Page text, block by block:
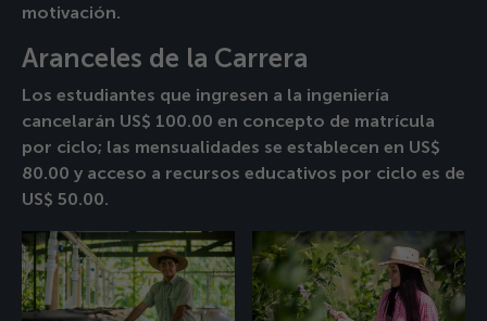
motivación.
Aranceles de la Carrera
Los estudiantes que ingresen a la ingeniería
cancelarán US$ 100.00 en concepto de matrícula
por ciclo; las mensualidades se establecen en US$
80.00 y acceso a recursos educativos por ciclo es de
US$ 50.00.